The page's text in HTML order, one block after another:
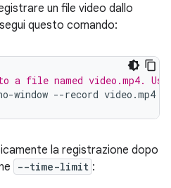
un file video dallo
questo comando:
a file named video.mp4.
window --record
la registrazione dopo
--time-limit :